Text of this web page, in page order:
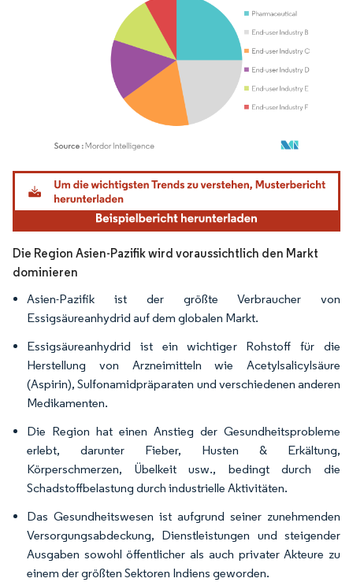
Bild © Mordor Intelligence. Wiederverwendung erfordert Namensnennung gemäß
Die Region Asien-Pazifik wird voraussichtlich den Markt
dominieren
Asien-Pazifik ist der größte Verbraucher von
Essigsäureanhydrid auf dem globalen Markt.
Essigsäureanhydrid ist ein wichtiger Rohstoff für die
Herstellung von Arzneimitteln wie Acetylsalicylsäure
(Aspirin), Sulfonamidpräparaten und verschiedenen anderen
Medikamenten.
Die Region hat einen Anstieg der Gesundheitsprobleme
erlebt, darunter Fieber, Husten & Erkältung,
Körperschmerzen, Übelkeit usw., bedingt durch die
Schadstoffbelastung durch industrielle Aktivitäten.
Das Gesundheitswesen ist aufgrund seiner zunehmenden
Versorgungsabdeckung, Dienstleistungen und steigender
Ausgaben sowohl öffentlicher als auch privater Akteure zu
einem der größten Sektoren Indiens geworden.